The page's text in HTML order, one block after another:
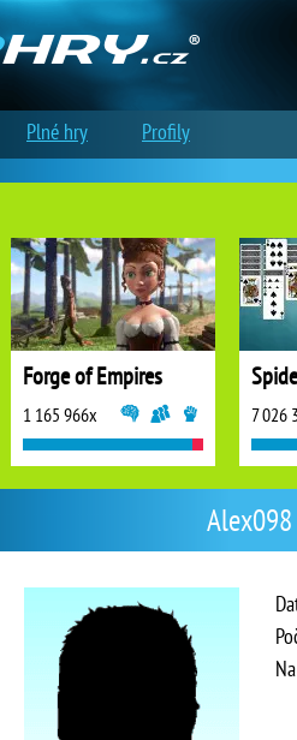
Forge of Empires
1 165 966x 7 026
Plné hry Profily